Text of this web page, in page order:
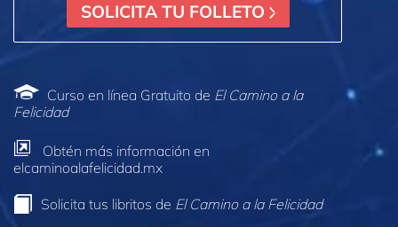
SOLICITA TU FOLLETO
Curso en línea Gratuito de El Camino a la
Felicidad
Obtén más información en
elcaminoalafelicidad.mx
Solicita tus libritos de El Camino a la Felicidad